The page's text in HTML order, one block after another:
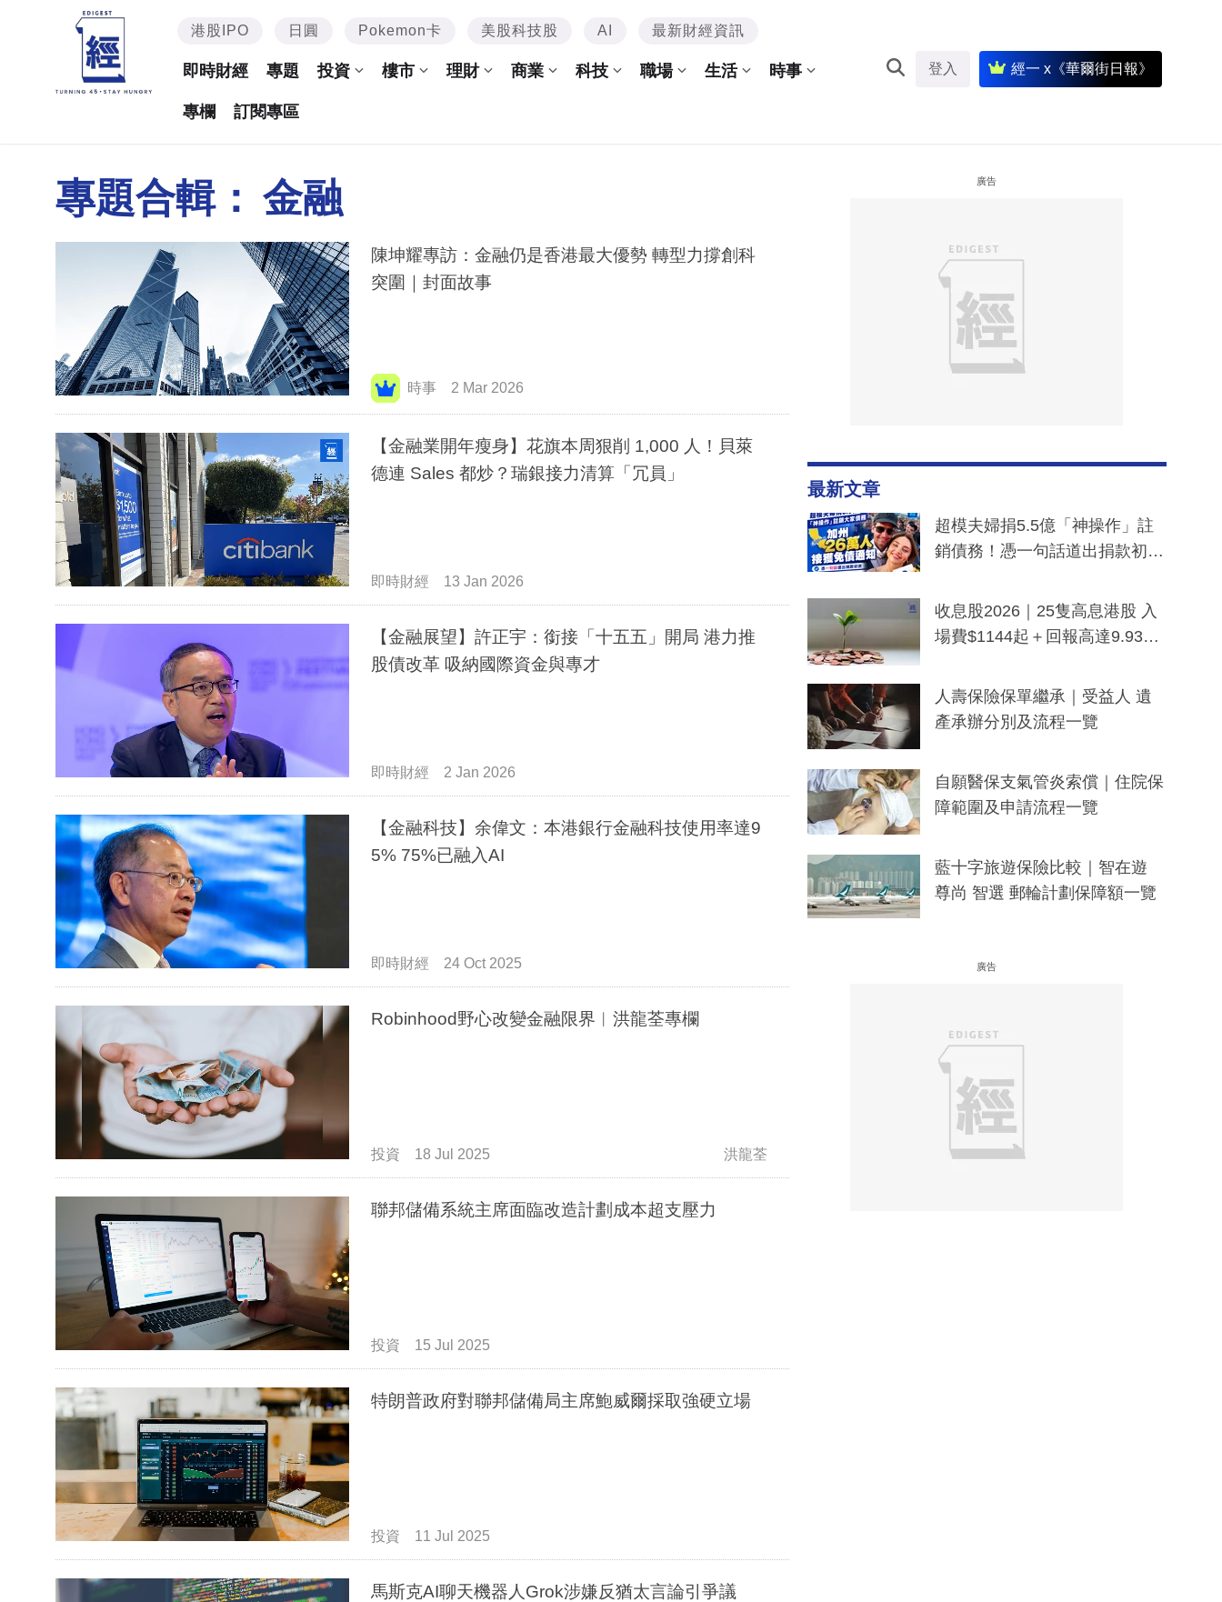
港股IPO 日圓 Pokemon卡 美股科技股 AI 最新財經資訊
即時財經 專題 投資 樓市 理財 商業 科技 職場 生活 時事
專欄 訂閱專區
登入 經一 x《華爾街日報》
專題合輯： 金融
陳坤耀專訪：金融仍是香港最大優勢 轉型力撐創科
突圍｜封面故事
時事 2 Mar 2026
【金融業開年瘦身】花旗本周狠削 1,000 人！貝萊
德連 Sales 都炒？瑞銀接力清算「冗員」
即時財經 13 Jan 2026
【金融展望】許正宇：銜接「十五五」開局 港力推
股債改革 吸納國際資金與專才
即時財經 2 Jan 2026
【金融科技】余偉文：本港銀行金融科技使用率達9
5% 75%已融入AI
即時財經 24 Oct 2025
Robinhood野心改變金融限界︳洪龍荃專欄
投資 18 Jul 2025 洪龍荃
聯邦儲備系統主席面臨改造計劃成本超支壓力
投資 15 Jul 2025
特朗普政府對聯邦儲備局主席鮑威爾採取強硬立場
投資 11 Jul 2025
馬斯克AI聊天機器人Grok涉嫌反猶太言論引爭議
廣告
最新文章
超模夫婦捐5.5億「神操作」註
銷債務！憑一句話道出捐款初
一度被誤當詐騙手段
收息股2026｜25隻高息港股 入
場費$1144起＋回報高達9.93
人壽保險保單繼承｜受益人 遺
產承辦分別及流程一覽
自願醫保支氣管炎索償｜住院保
障範圍及申請流程一覽
藍十字旅遊保險比較｜智在遊
尊尚 智選 郵輪計劃保障額一覽
廣告